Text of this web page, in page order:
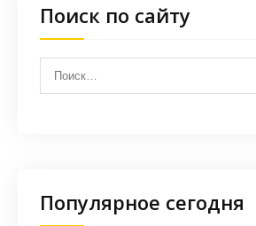
Поиск по сайту
Популярное сегодня